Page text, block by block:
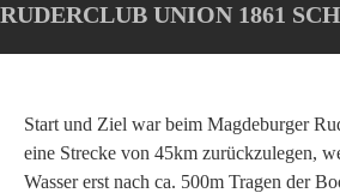
Oops, an error occurred! Code:
main
content
RUDERCLUB UNION 1861
Start und Ziel war beim Magdeburger
eine Strecke von 45km zurückzulegen,
Wasser erst nach ca. 500m Tragen der